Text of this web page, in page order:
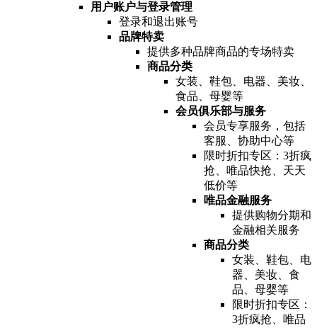
用户账户与登录管理
登录和退出账号
品牌特卖
提供多种品牌商品的专场特卖
商品分类
女装、鞋包、电器、美妆、
食品、母婴等
会员俱乐部与服务
会员专享服务，包括
客服、协助中心等
限时折扣专区：3折疯
抢、唯品快抢、天天
低价等
唯品金融服务
提供购物分期和
金融相关服务
商品分类
女装、鞋包、电
器、美妆、食
品、母婴等
限时折扣专区：
3折疯抢、唯品